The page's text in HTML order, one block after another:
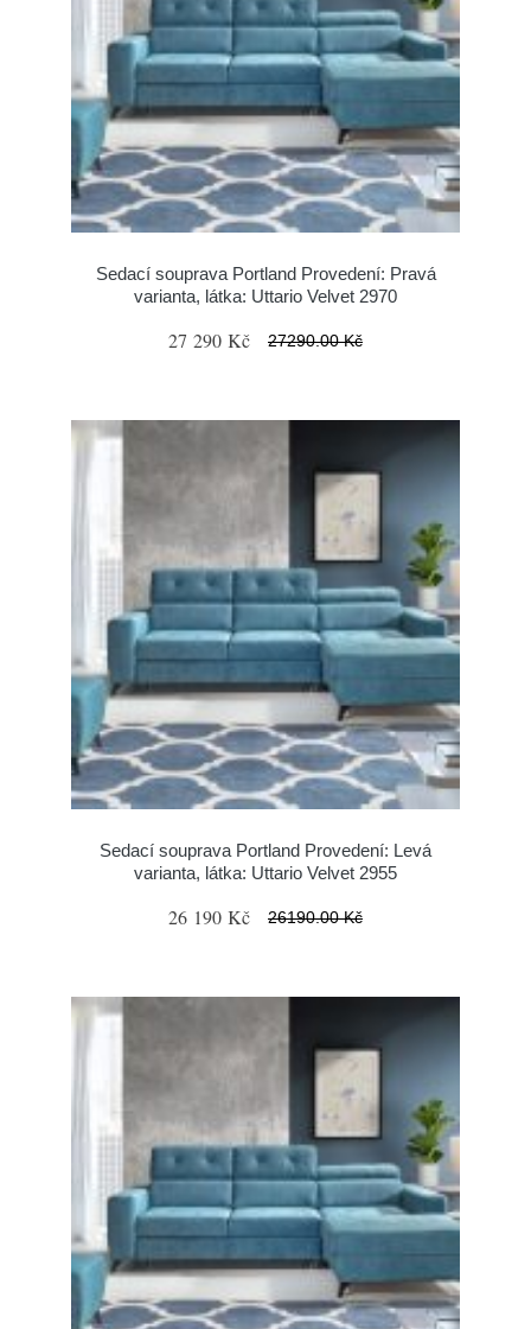
Sedací souprava Portland Provedení: Pravá
varianta, látka: Uttario Velvet 2970
27 290 Kč 27290.00 Kč
Sedací souprava Portland Provedení: Levá
varianta, látka: Uttario Velvet 2955
26 190 Kč 26190.00 Kč